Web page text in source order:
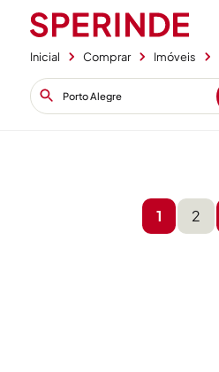
Inicial Comprar Imóveis
1 2